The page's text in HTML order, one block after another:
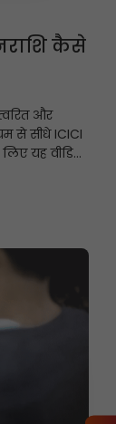
कैसे
और
से सीधे ICICI
यह वीडियो